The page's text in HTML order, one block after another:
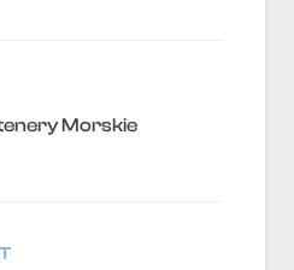
Morskie